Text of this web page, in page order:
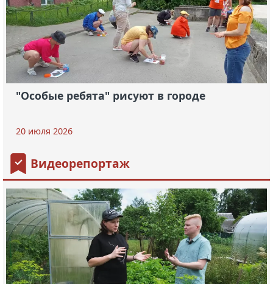
"Особые ребята" рисуют в городе
20 июля 2026
Видеорепортаж